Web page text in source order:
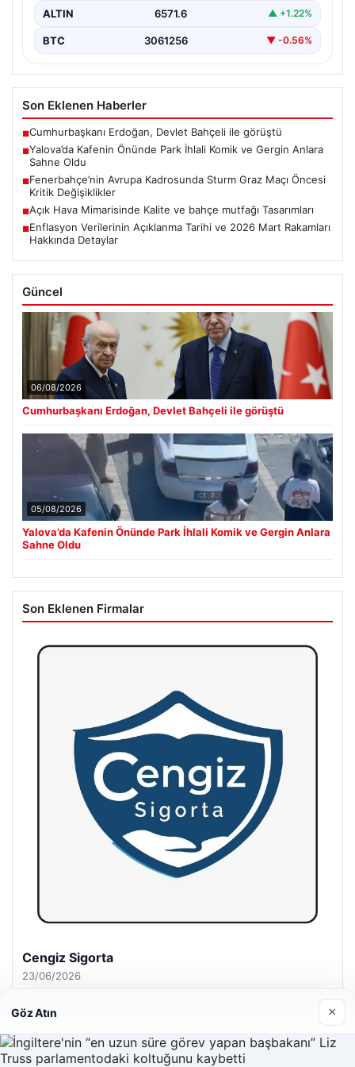
ALTIN 6571.6 ▲ +1.22%
BTC 3061256 ▼ -0.56%
Son Eklenen Haberler
■Cumhurbaşkanı Erdoğan, Devlet Bahçeli ile görüştü
■Yalova’da Kafenin Önünde Park İhlali Komik ve Gergin Anlara
Sahne Oldu
■Fenerbahçe’nin Avrupa Kadrosunda Sturm Graz Maçı Öncesi
Kritik Değişiklikler
■Açık Hava Mimarisinde Kalite ve bahçe mutfağı Tasarımları
■Enflasyon Verilerinin Açıklanma Tarihi ve 2026 Mart Rakamları
Hakkında Detaylar
Güncel
06/08/2026
Cumhurbaşkanı Erdoğan, Devlet Bahçeli ile görüştü
05/08/2026
Yalova’da Kafenin Önünde Park İhlali Komik ve Gergin Anlara
Sahne Oldu
Son Eklenen Firmalar
Hastaş Beton
26/05/2026
Göz Atın ×